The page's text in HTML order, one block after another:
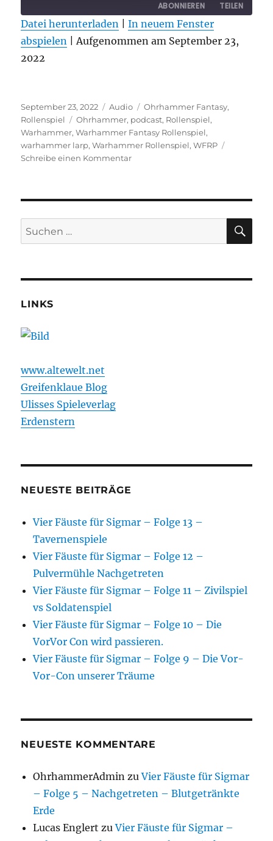
ABONNIEREN TEILEN
RSS FEED
TEILEN
LINK
Datei herunterladen |In neuem Fenster
abspielen |Aufgenommen am September 23,
2022
Veröffentlicht
am
September 23, 2022 Format
Audio Kategorien
Ohrhammer Fantasy,
Rollenspiel
Schlagwörter
Ohrhammer, podcast, Rollenspiel,
Warhammer,Warhammer Fantasy Rollenspiel,
warhammer larp,Warhammer Rollenspiel,WFRP
Schreibe einen Kommentarzu
–
2
Suchen
nach:
LINKS
www.altewelt.net
Greifenklaue Blog
Ulisses Spieleverlag
Erdenstern
NEUESTE BEITRÄGE
Vier Fäuste für Sigmar – Folge 13 –
Tavernenspiele
Vier Fäuste für Sigmar – Folge 12 –
Pulvermühle Nachgetreten
Vier Fäuste für Sigmar – Folge 11 – Zivilspiel
vs Soldatenspiel
Vier Fäuste für Sigmar – Folge 10 – Die
VorVor Con wird passieren.
Vier Fäuste für Sigmar – Folge 9 – Die Vor-
Vor-Con unserer Träume
NEUESTE KOMMENTARE
OhrhammerAdmin zuVier Fäuste für Sigmar
– Folge 5 – Nachgetreten – Blutgetränkte
Erde
Lucas Englert zuVier Fäuste für Sigmar –